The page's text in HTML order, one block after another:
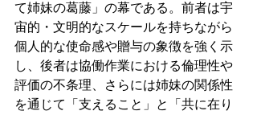
て姉妹の葛藤」の幕である。前者は宇
宙的・文明的なスケールを持ちながら
個人的な使命感や贈与の象徴を強く示
し、後者は協働作業における倫理性や
評価の不条理、さらには姉妹の関係性
を通じて「支えること」と「共に在り